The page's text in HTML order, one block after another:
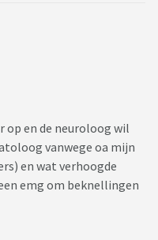
op en de neuroloog wil
vanwege oa mijn
en wat verhoogde
emg om beknellingen